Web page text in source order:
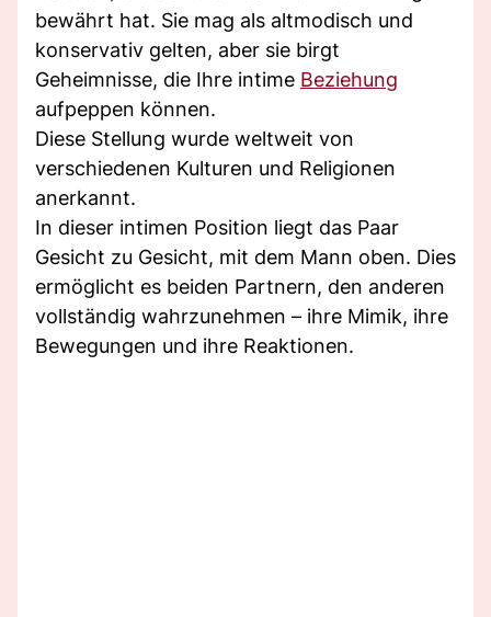
bewährt hat. Sie mag als altmodisch und
konservativ gelten, aber sie birgt
Geheimnisse, die Ihre intime Beziehung
aufpeppen können.
Diese Stellung wurde weltweit von
verschiedenen Kulturen und Religionen
anerkannt.
In dieser intimen Position liegt das Paar
Gesicht zu Gesicht, mit dem Mann oben. Dies
ermöglicht es beiden Partnern, den anderen
vollständig wahrzunehmen – ihre Mimik, ihre
Bewegungen und ihre Reaktionen.